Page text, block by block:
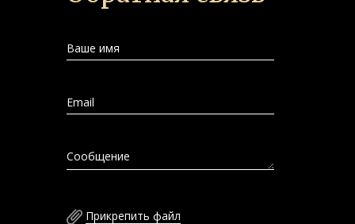
Ваше имя
Email
Сообщение
Прикрепить файл